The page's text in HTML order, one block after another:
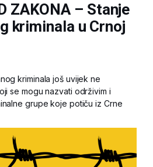
ZAKONA – Stanje
kriminala u Crnoj
kriminala još uvijek ne
se mogu nazvati održivim i
grupe koje potiču iz Crne